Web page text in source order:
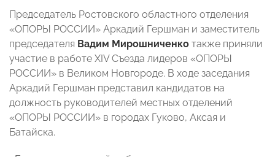
Председатель Ростовского областного отделения
«ОПОРЫ РОССИИ» Аркадий Гершман и заместитель
председателя Вадим Мирошниченко также приняли
участие в работе XIV Съезда лидеров «ОПОРЫ
РОССИИ» в Великом Новгороде. В ходе заседания
Аркадий Гершман представил кандидатов на
должность руководителей местных отделений
«ОПОРЫ РОССИИ» в городах Гуково, Аксая и
Батайска.